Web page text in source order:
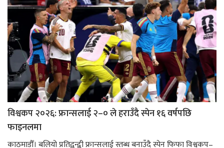
विश्वकप २०२६: फ्रान्सलाई २–० ले हराउँदै स्पेन १६ वर्षपछि
फाइनलमा
काठमाडौँ। बलियो प्रतिद्वन्द्वी फ्रान्सलाई स्तब्ध बनाउँदै स्पेन फिफा विश्वकप–